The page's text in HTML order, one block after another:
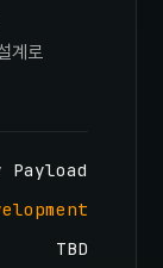
계로
Payload
TBD